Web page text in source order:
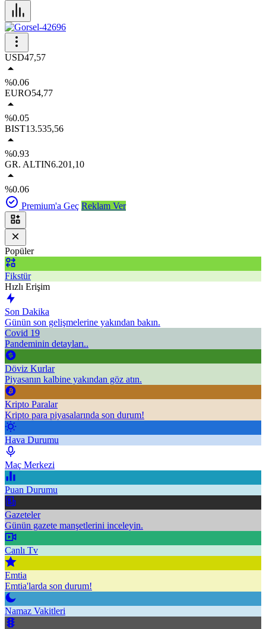
USD47,57
%0.06
EURO54,77
%0.05
BIST13.535,56
%0.93
GR. ALTIN6.201,10
%0.06
Premium'a Geç Reklam Ver
Popüler
Fikstür
Hızlı Erişim
Son Dakika
Günün son gelişmelerine yakından bakın.
Covid 19
Pandeminin detayları..
Döviz Kurlar
Piyasanın kalbine yakından göz atın.
Kripto Paralar
Kripto para piyasalarında son durum!
Hava Durumu
Maç Merkezi
Puan Durumu
Gazeteler
Günün gazete manşetlerini inceleyin.
Canlı Tv
Emtia
Emtia'larda son durum!
Namaz Vakitleri